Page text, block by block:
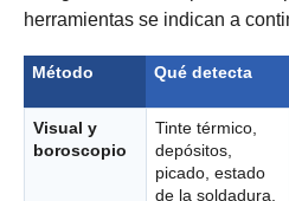
herramientas se indican a
Método Qué detecta
Visual y
boroscopio
Tinte térmico,
depósitos,
picado, estado
de la soldadura,